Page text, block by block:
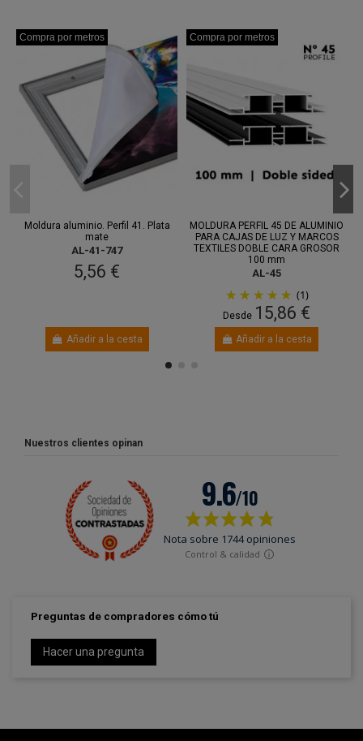
Compra por metros
Moldura aluminio. Perfil 41. Plata
mate
AL-41-747
5,56 €
Añadir a la cesta
Compra por metros
MOLDURA PERFIL 45 DE ALUMINIO
PARA CAJAS DE LUZ Y MARCOS
TEXTILES DOBLE CARA GROSOR
100 mm
AL-45
(1)
Desde 15,86 €
Añadir a la cesta
Nuestros clientes opinan
Preguntas de compradores cómo tú
Hacer una pregunta